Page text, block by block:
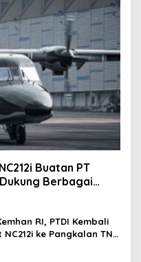
Buatan PT
Berbagai
RI, PTDI Kembali
ke Pangkalan TNI